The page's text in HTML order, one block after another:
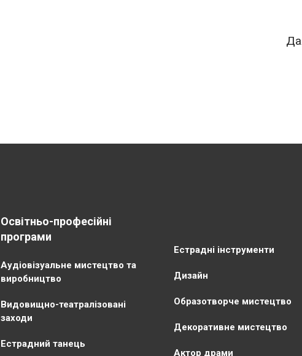
Освітньо-професійні
програми
Аудіовізуальне мистецтво та
виробництво
Видовищно-театралізовані
заходи
Естрадний танець
Естрадні інструменти
Дизайн
Образотворче мистецтво
Декоративне мистецтво
Актор драми